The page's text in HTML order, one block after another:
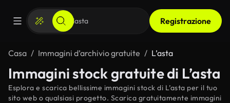
Registrazione
Casa Immagini d’archivio gratuite L’asta
Immagini stock gratuite di L’asta
Esplora e scarica bellissime immagini stock di L’asta per il tuo
sito web o qualsiasi progetto. Scarica gratuitamente immagini